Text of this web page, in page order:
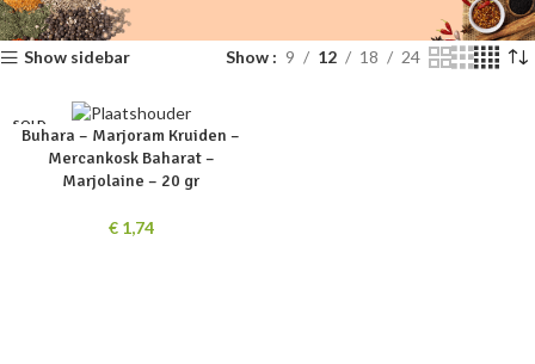
Show sidebar Show 9 12 18 24
SOLD
OUT
Buhara – Marjoram Kruiden –
Mercankosk Baharat –
Marjolaine – 20 gr
€1,74